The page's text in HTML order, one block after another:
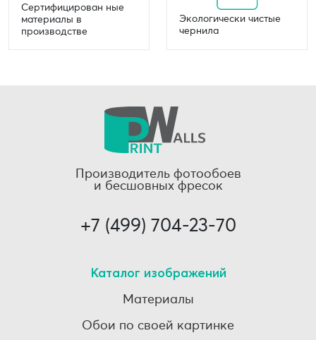
Сертифицирован ные
материалы в
производстве
Экологически чистые
чернила
Производитель фотообоев
и бесшовных фресок
+7 (499) 704-23-70
Каталог изображений
Материалы
Обои по своей картинке